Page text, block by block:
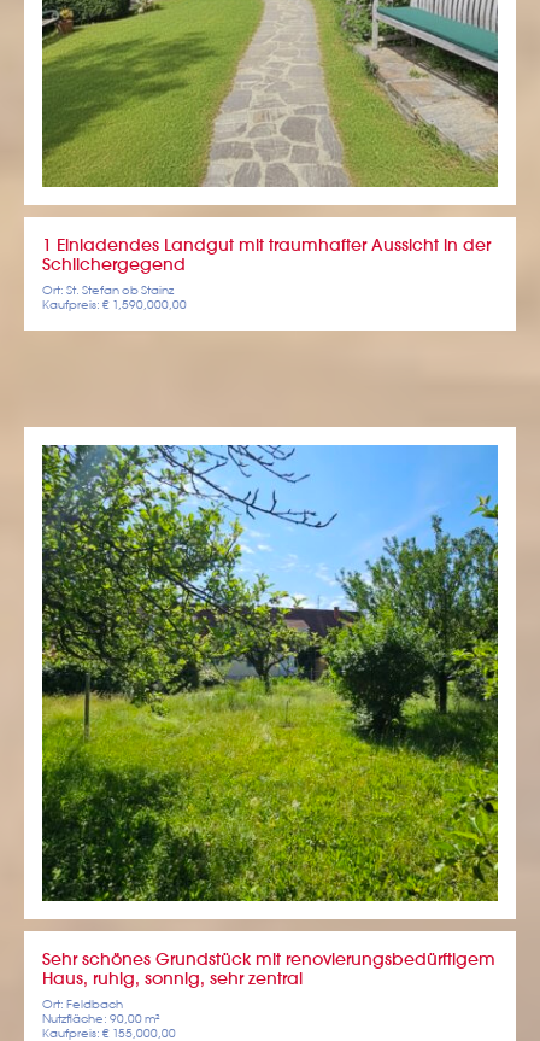
1 Einladendes Landgut mit traumhafter Aussicht in der
Schilchergegend
Ort: St. Stefan ob Stainz
Kaufpreis: € 1,590,000,00
Sehr schönes Grundstück mit renovierungsbedürftigem
Haus, ruhig, sonnig, sehr zentral
Ort: Feldbach
Nutzfläche: 90,00 m²
Kaufpreis: € 155,000,00